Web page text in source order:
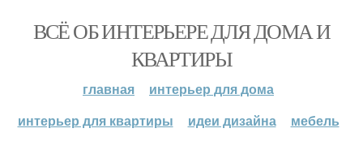
ВСЁ ОБ ИНТЕРЬЕРЕ ДЛЯ ДОМА И
КВАРТИРЫ
главная
интерьер для дома
интерьер для квартиры
идеи дизайна мебель